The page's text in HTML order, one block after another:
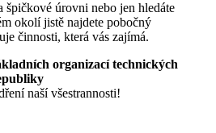
špičkové úrovni nebo jen hledáte
okolí jistě najdete pobočný
činnosti, která vás zajímá.
organizací technických
naší všestrannosti!